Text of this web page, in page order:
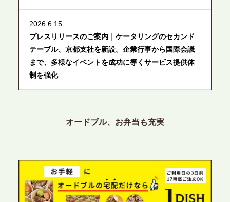
2026.6.15
プレスリリースのご案内｜ケータリングのセカンド
テーブル、京都支社を新設。企業行事から国際会議
まで、多様なイベントを成功に導くサービス提供体
制を強化
プレスリリースのご案内｜ケータリングのセカンド
目の展開で、拡大する出張パーティー・ケータリン
2026.6.4
プレスリリースのご案内｜夏の社内親睦が、配属後
オードブル、お弁当も充実